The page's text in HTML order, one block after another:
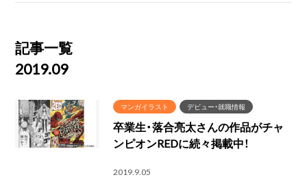
記事一覧
2019.09
マンガイラスト デビュー・就職情報
卒業生・落合亮太さんの作品がチャ
ンピオンREDに続々掲載中！
2019.9.05